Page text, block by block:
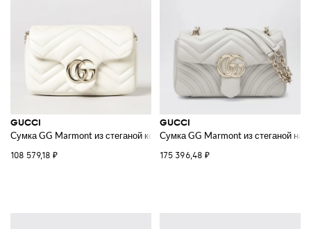
GUCCI
Сумка GG Marmont из стеганой кожи наппа
108 579,18 ₽
GUCCI
Сумка GG Marmont из стеганой
175 396,48 ₽